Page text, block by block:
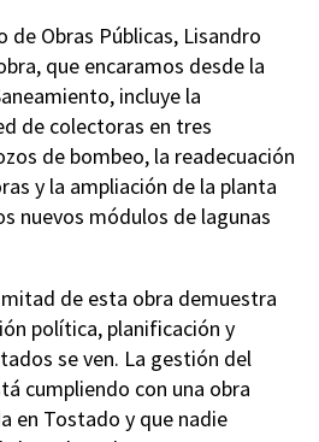
Obras Públicas, Lisandro
que encaramos desde la
incluye la
de colectoras en tres
de bombeo, la readecuación
y la ampliación de la planta
nuevos módulos de lagunas
mitad de esta obra demuestra
política, planificación y
se ven. La gestión del
cumpliendo con una obra
en Tostado y que nadie